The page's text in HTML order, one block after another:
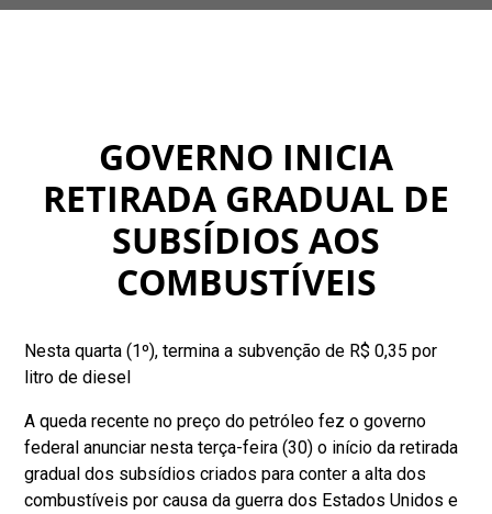
GOVERNO INICIA
RETIRADA GRADUAL DE
SUBSÍDIOS AOS
COMBUSTÍVEIS
Nesta quarta (1º), termina a subvenção de R$ 0,35 por
litro de diesel
A queda recente no preço do petróleo fez o governo
federal anunciar nesta terça-feira (30) o início da retirada
gradual dos subsídios criados para conter a alta dos
combustíveis por causa da guerra dos Estados Unidos e